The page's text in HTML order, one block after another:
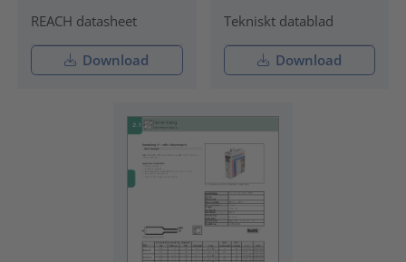
REACH datasheet
Download
Tekniskt datablad
Download